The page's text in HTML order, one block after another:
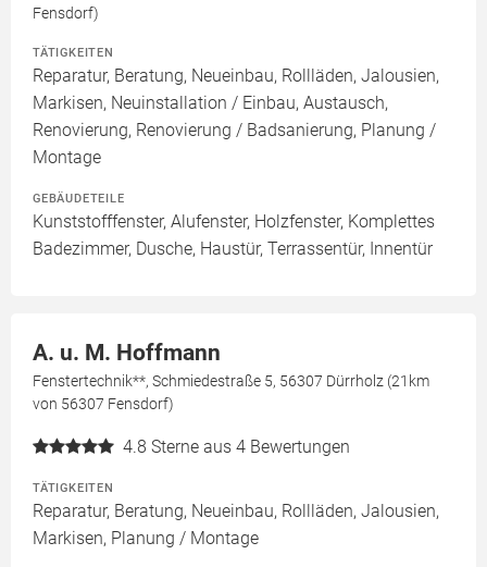
Fensdorf)
TÄTIGKEITEN
Reparatur, Beratung, Neueinbau, Rollläden, Jalousien,
Markisen, Neuinstallation / Einbau, Austausch,
Renovierung, Renovierung / Badsanierung, Planung /
Montage
GEBÄUDETEILE
Kunststofffenster, Alufenster, Holzfenster, Komplettes
Badezimmer, Dusche, Haustür, Terrassentür, Innentür
A. u. M. Hoffmann
Fenstertechnik**, Schmiedestraße 5, 56307 Dürrholz (21km
von 56307 Fensdorf)
4.8 Sterne aus 4 Bewertungen
TÄTIGKEITEN
Reparatur, Beratung, Neueinbau, Rollläden, Jalousien,
Markisen, Planung / Montage